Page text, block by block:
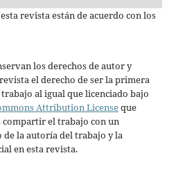
revista están de acuerdo con los
los derechos de autor y
el derecho de ser la primera
al igual que licenciado bajo
Attribution Licenseque
el trabajo con un
la autoría del trabajo y la
en esta revista.